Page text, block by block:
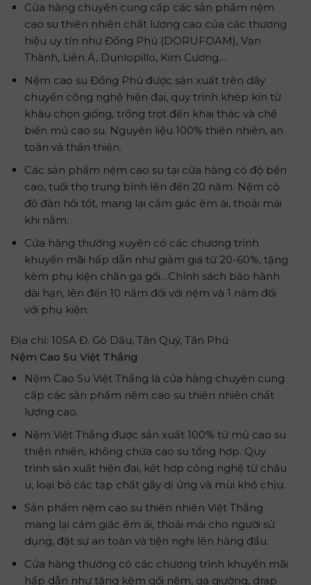
Cửa hàng chuyên cung cấp các sản phẩm nệm
cao su thiên nhiên chất lượng cao của các thương
hiệu uy tín như Đồng Phú (DORUFOAM), Vạn
Thành, Liên Á, Dunlopillo, Kim Cương…
Nệm cao su Đồng Phú được sản xuất trên dây
chuyền công nghệ hiện đại, quy trình khép kín từ
khâu chọn giống, trồng trọt đến khai thác và chế
biến mủ cao su. Nguyên liệu 100% thiên nhiên, an
toàn và thân thiện.
Các sản phẩm nệm cao su tại cửa hàng có độ bền
cao, tuổi thọ trung bình lên đến 20 năm. Nệm có
độ đàn hồi tốt, mang lại cảm giác êm ái, thoải mái
khi nằm.
Cửa hàng thường xuyên có các chương trình
khuyến mãi hấp dẫn như giảm giá từ 20-60%, tặng
kèm phụ kiện chăn ga gối…Chính sách bảo hành
dài hạn, lên đến 10 năm đối với nệm và 1 năm đối
với phụ kiện.
Địa chỉ: 105A Đ. Gò Dầu, Tân Quý, Tân Phú
Nệm Cao Su Việt Thắng
Nệm Cao Su Việt Thắng là cửa hàng chuyên cung
cấp các sản phẩm nệm cao su thiên nhiên chất
lượng cao.
Nệm Việt Thắng được sản xuất 100% từ mủ cao su
thiên nhiên, không chứa cao su tổng hợp. Quy
trình sản xuất hiện đại, kết hợp công nghệ từ châu
u, loại bỏ các tạp chất gây dị ứng và mùi khó chịu.
Sản phẩm nệm cao su thiên nhiên Việt Thắng
mang lại cảm giác êm ái, thoải mái cho người sử
dụng, đặt sự an toàn và tiện nghi lên hàng đầu.
Cửa hàng thường có các chương trình khuyến mãi
hấp dẫn như tặng kèm gối nệm, ga giường, drap